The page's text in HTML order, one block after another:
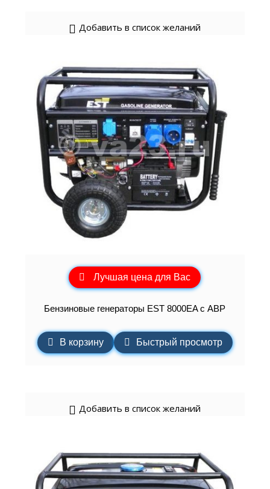
Добавить в список желаний
Лучшая цена для Вас
Бензиновые генераторы EST 8000EA с АВР
В корзину Быстрый просмотр
Добавить в список желаний